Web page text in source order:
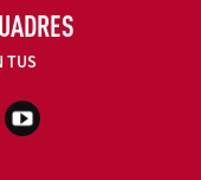
TUS